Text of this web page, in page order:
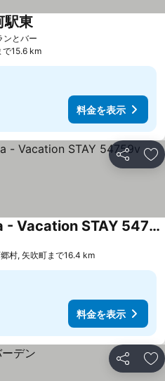
ンとバー
駅東
で15.6 km
料金を表示
シェア お
Smile Hotel Shirakawa - Vacation STAY 54759v
村, 矢吹町まで16.4 km
料金を表示
シェア お